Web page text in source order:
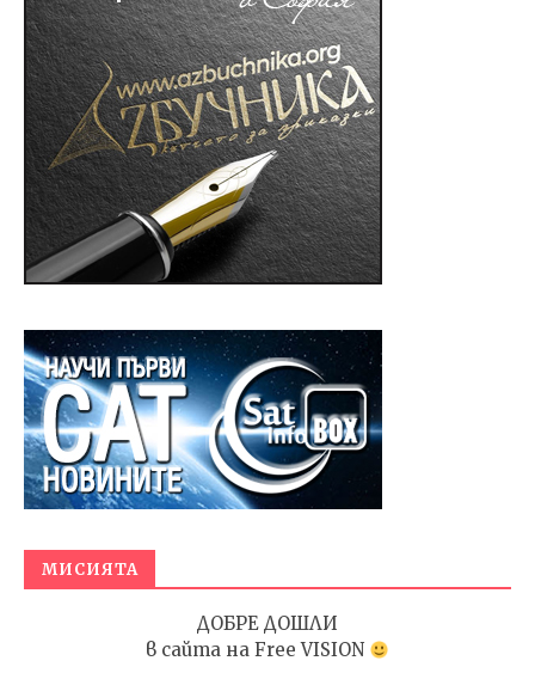
МИСИЯТА
ДОБРЕ ДОШЛИ
в сайта на Free VISION